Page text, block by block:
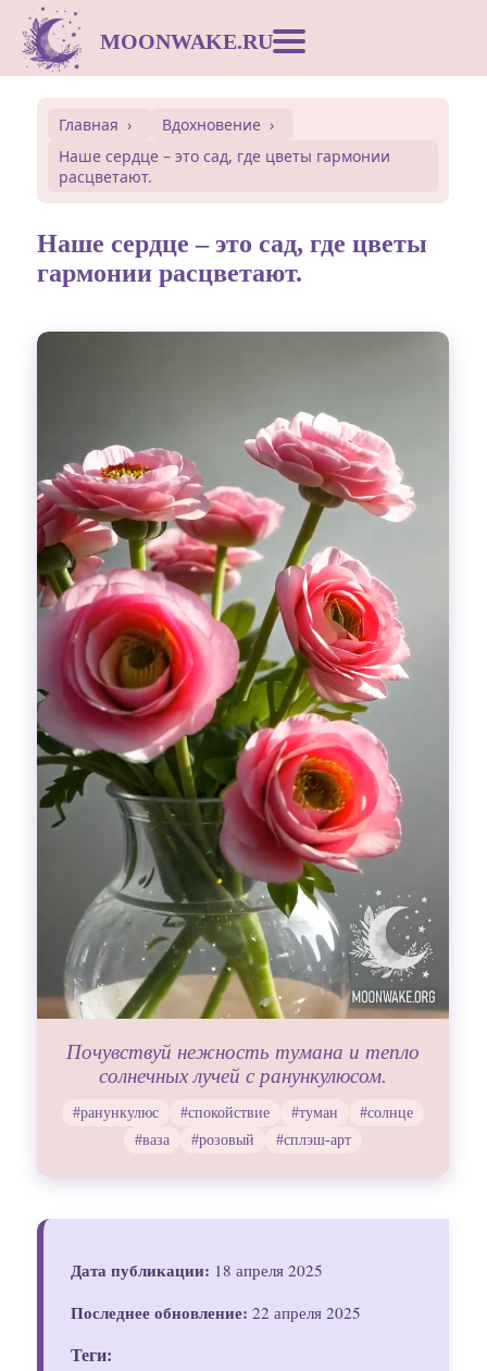
MOONWAKE.RU
Сонник
Открытки
Гадания
Красоты!
Fashion
Главная
Вдохновение
Наше сердце – это сад, где цветы гармонии
расцветают.
Наше сердце – это сад, где цветы
гармонии расцветают.
Выдох
Почувствуй нежность тумана и тепло
солнечных лучей с ранункулюсом.
#ранункулюс #спокойствие #туман
#солнце
#ваза
#розовый #сплэш-арт
Дата публикации: 18 апреля 2025
Последнее обновление: 22 апреля 2025
Теги: